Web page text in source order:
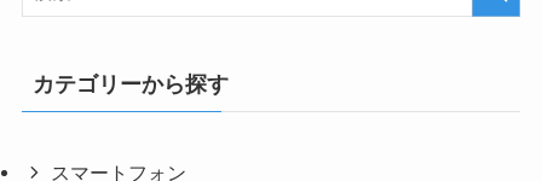
カテゴリーから探す
スマートフォン